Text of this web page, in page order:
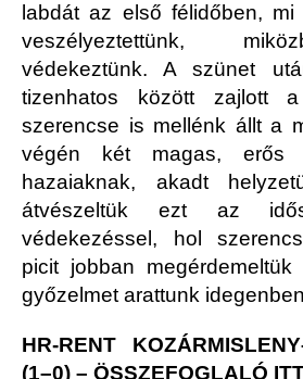
labdát az első félidőben, mi
veszélyeztettünk,
védekeztünk. A szünet
tizenhatos között zajlott
szerencse is mellénk állt a
végén két magas, erős
hazaiaknak, akadt
átvészeltük ezt az
védekezéssel, hol
picit jobban
győzelmet arattunk
HR-RENT
(1–0) – ÖSSZEFOGLALÓ